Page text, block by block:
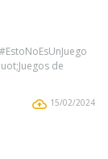
de
15/02/2024